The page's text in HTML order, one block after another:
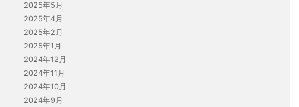
2025年5月
2025年4月
2025年2月
2025年1月
2024年12月
2024年11月
2024年10月
2024年9月